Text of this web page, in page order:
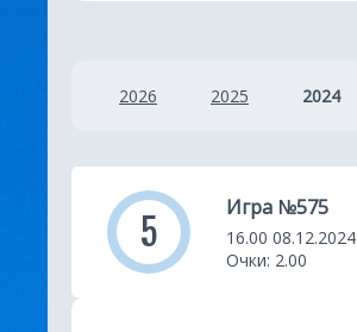
с
к
2026 2025 2024
5 Игра №575
16.00 08.12.2024
Очки: 2.00